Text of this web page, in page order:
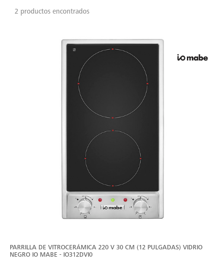
2 productos encontrados
PARRILLA DE VITROCERÁMICA 220 V 30 CM (12 PULGADAS) VIDRIO
NEGRO IO MABE - IO312DVI0